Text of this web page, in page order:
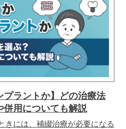
プラントか】どの治療法
併用についても解説
きには、補綴治療が必要になる